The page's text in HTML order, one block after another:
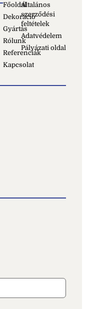
Főoldal
Dekoráció
Gyártás
Rólunk
Referenciák
Kapcsolat
Általános
szerződési
feltételek
Adatvédelem
Pályázati oldal